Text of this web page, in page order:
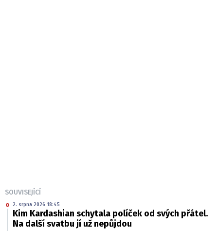
SOUVISEJÍCÍ
2. srpna 2026 18:45
Kim Kardashian schytala políček od svých přátel.
Na další svatbu jí už nepůjdou